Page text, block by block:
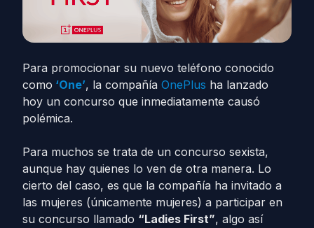
Para promocionar su nuevo teléfono conocido
como ‘One’, la compañía OnePlus ha lanzado
hoy un concurso que inmediatamente causó
polémica.
Para muchos se trata de un concurso sexista,
aunque hay quienes lo ven de otra manera. Lo
cierto del caso, es que la compañía ha invitado a
las mujeres (únicamente mujeres) a participar en
su concurso llamado “Ladies First”, algo así